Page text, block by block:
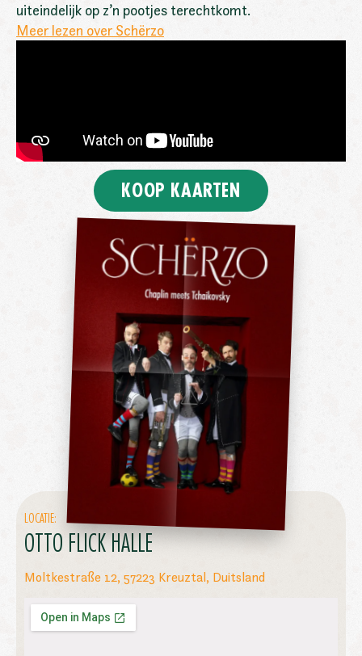
uiteindelijk op z’n pootjes terechtkomt.
Meer lezen over Schërzo
KOOP KAARTEN
LOCATIE:
OTTO FLICK HALLE
Moltkestraße 12, 57223 Kreuztal, Duitsland